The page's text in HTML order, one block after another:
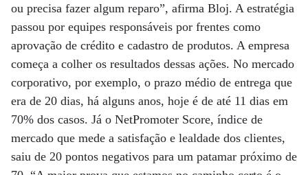
ou precisa fazer algum reparo”, afirma Bloj. A estratégia
passou por equipes responsáveis por frentes como
aprovação de crédito e cadastro de produtos. A empresa
começa a colher os resultados dessas ações. No mercado
corporativo, por exemplo, o prazo médio de entrega que
era de 20 dias, há alguns anos, hoje é de até 11 dias em
70% dos casos. Já o NetPromoter Score, índice de
mercado que mede a satisfação e lealdade dos clientes,
saiu de 20 pontos negativos para um patamar próximo de